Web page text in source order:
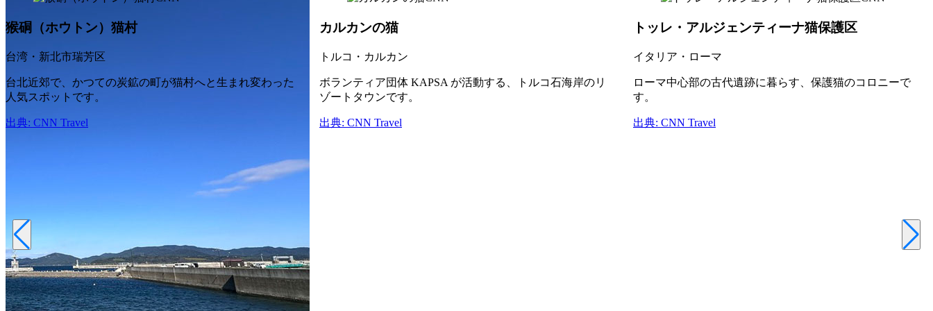
猴硐（ホウトン）猫村
台湾・新北市瑞芳区
台北近郊で、かつての炭鉱の町が猫村へと生まれ変わった
人気スポットです。
出典: CNN Travel
カルカンの猫
トルコ・カルカン
ボランティア団体 KAPSA が活動する、トルコ石海岸のリ
ゾートタウンです。
出典: CNN Travel
トッレ・アルジェンティーナ猫保護区
イタリア・ローマ
ローマ中心部の古代遺跡に暮らす、保護猫のコロニーで
す。
出典: CNN Travel